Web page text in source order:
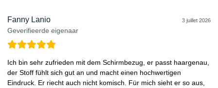
Fanny Lanio
Geverifieerde eigenaar
3 juillet 2026
Ich bin sehr zufrieden mit dem Schirmbezug, er passt haargenau,
der Stoff fühlt sich gut an und macht einen hochwertigen
Eindruck. Er riecht auch nicht komisch. Für mich sieht er so aus,